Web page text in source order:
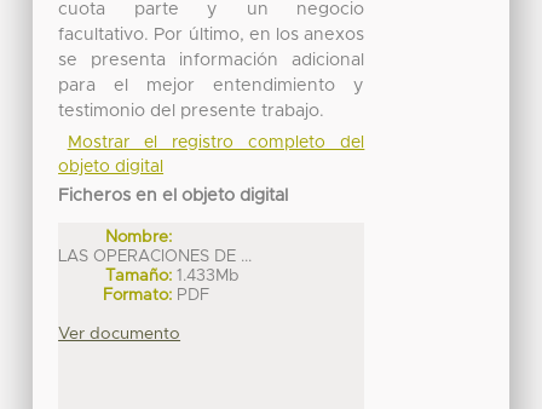
cuota parte y un negocio
facultativo. Por último, en los anexos
se presenta información adicional
para el mejor entendimiento y
testimonio del presente trabajo.
Mostrar el registro completo del
objeto digital
Ficheros en el objeto digital
Nombre:
LAS OPERACIONES DE ...
Tamaño: 1.433Mb
Formato: PDF
Ver documento